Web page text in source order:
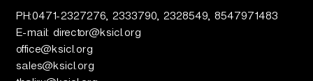
PH:0471-2327276, 2333790, 2328549, 8547971483
E-mail: director@ksicl.org
office@ksicl.org
sales@ksicl.org